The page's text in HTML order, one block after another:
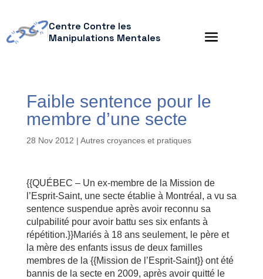
Centre Contre les
Manipulations Mentales
Faible sentence pour le
membre d’une secte
28 Nov 2012 | Autres croyances et pratiques
{{QUÉBEC – Un ex-membre de la Mission de
l’Esprit-Saint, une secte établie à Montréal, a vu sa
sentence suspendue après avoir reconnu sa
culpabilité pour avoir battu ses six enfants à
répétition.}}Mariés à 18 ans seulement, le père et
la mère des enfants issus de deux familles
membres de la {{Mission de l’Esprit-Saint}} ont été
bannis de la secte en 2009, après avoir quitté le